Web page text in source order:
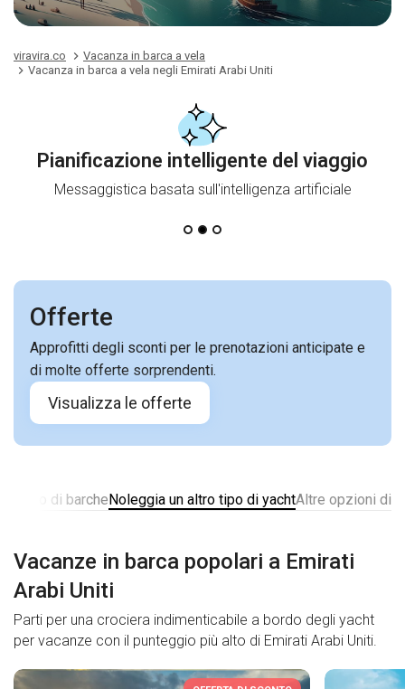
viravira.co
Vacanza in barca a vela
Vacanza in barca a vela negli Emirati Arabi Uniti
Pianificazione intelligente del viaggio
Messaggistica basata sull'intelligenza artificiale
Offerte
Approfitti degli sconti per le prenotazioni anticipate e
di molte offerte sorprendenti.
Visualizza le offerte
di barcheNoleggia un altro tipo di yachtAltre opzioni di
Vacanze in barca popolari a Emirati
Arabi Uniti
Parti per una crociera indimenticabile a bordo degli yacht
per vacanze con il punteggio più alto di Emirati Arabi Uniti.